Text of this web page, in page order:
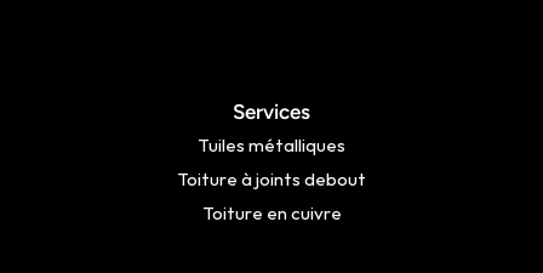
Services
Tuiles métalliques
Toiture à joints debout
Toiture en cuivre